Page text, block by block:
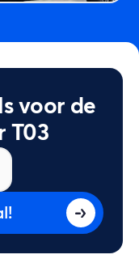
voor de
T03